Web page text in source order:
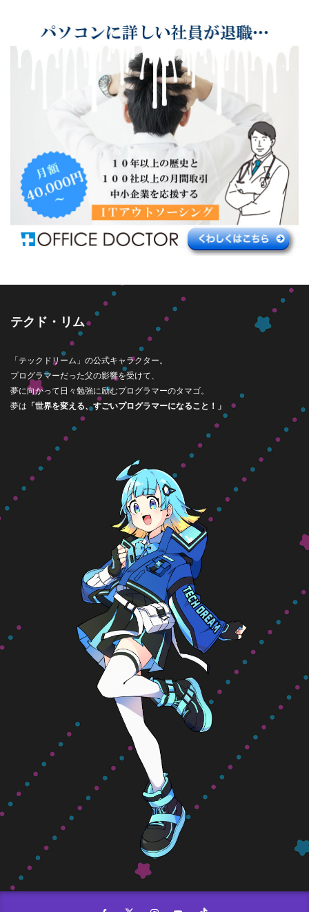
テクド・リム
「テックドリーム」の公式キャラクター。
プログラマーだった父の影響を受けて、
夢に向かって日々勉強に励むプログラマーのタマゴ。
夢は 「世界を変える、すごいプログラマーになること！」